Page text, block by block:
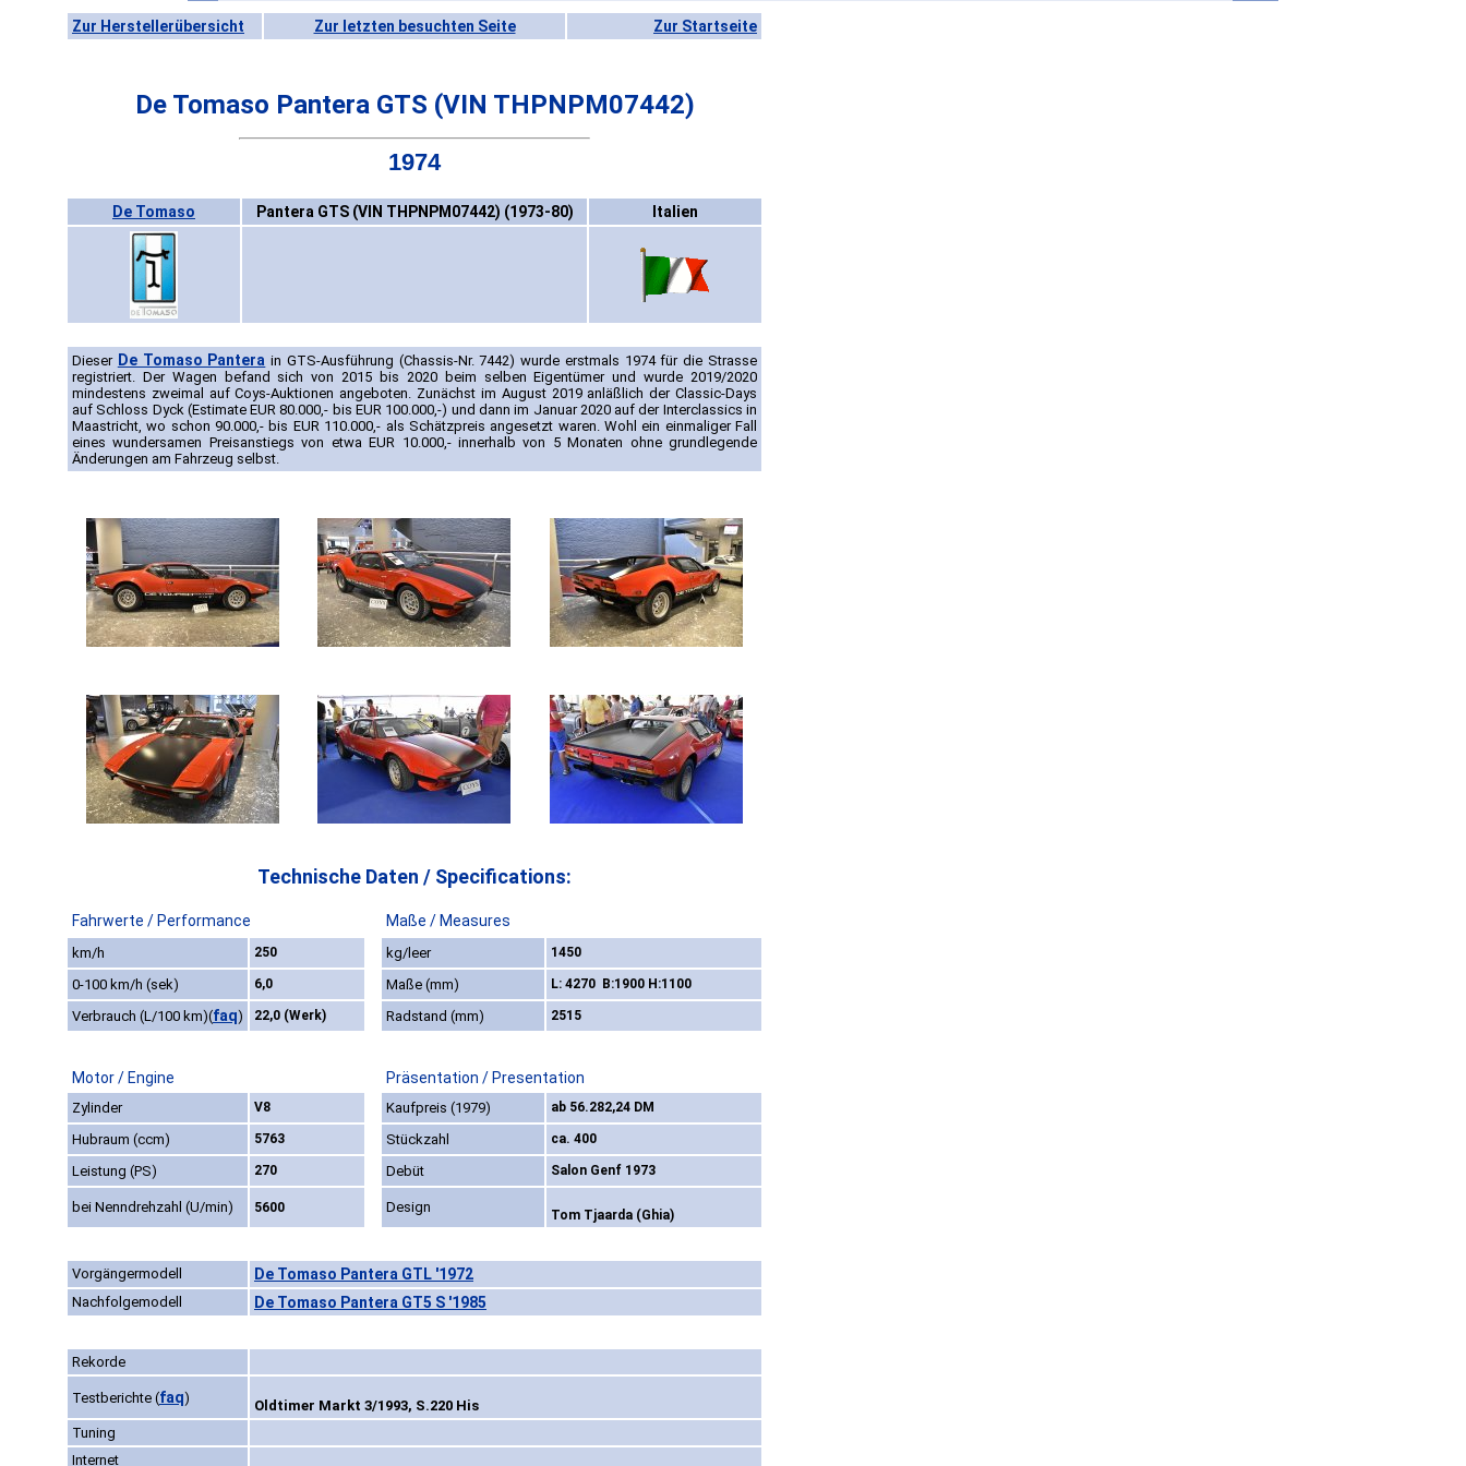
Zur Herstellerübersicht Zur letzten besuchten Seite Zur Startseite
De Tomaso Pantera GTS (VIN THPNPM07442)
1974
De Tomaso Pantera GTS (VIN THPNPM07442) (1973-80) Italien
Dieser De Tomaso Pantera in GTS-Ausführung (Chassis-Nr. 7442) wurde erstmals 1974 für die Strasse
registriert. Der Wagen befand sich von 2015 bis 2020 beim selben Eigentümer und wurde 2019/2020
mindestens zweimal auf Coys-Auktionen angeboten. Zunächst im August 2019 anläßlich der Classic-Days
auf Schloss Dyck (Estimate EUR 80.000,- bis EUR 100.000,-) und dann im Januar 2020 auf der Interclassics in
Maastricht, wo schon 90.000,- bis EUR 110.000,- als Schätzpreis angesetzt waren. Wohl ein einmaliger Fall
eines wundersamen Preisanstiegs von etwa EUR 10.000,- innerhalb von 5 Monaten ohne grundlegende
Änderungen am Fahrzeug selbst.
Technische Daten / Specifications:
Fahrwerte / Performance Maße / Measures
km/h 250 kg/leer 1450
0-100 km/h (sek) 6,0 Maße (mm) L: 4270 B:1900 H:1100
Verbrauch (L/100 km)(faq) 22,0 (Werk) Radstand (mm) 2515
Motor / Engine Präsentation / Presentation
Zylinder V8 Kaufpreis (1979) ab 56.282,24 DM
Hubraum (ccm) 5763 Stückzahl ca. 400
Leistung (PS) 270 Debüt Salon Genf 1973
bei Nenndrehzahl (U/min) 5600 Design Tom Tjaarda (Ghia)
Vorgängermodell De Tomaso Pantera GTL '1972
Nachfolgemodell De Tomaso Pantera GT5 S '1985
Rekorde
Testberichte (faq)
Oldtimer Markt 3/1993, S.220 His
Tuning
Internet